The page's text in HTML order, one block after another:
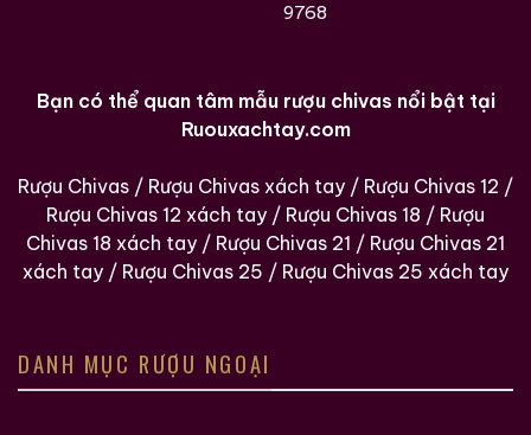
Giới Thiệu Một Số Mẫu Rượu Whisky
9768
Bạn có thể quan tâm mẫu rượu chivas nổi bật tại
Ruouxachtay.com
Rượu Chivas / Rượu Chivas xách tay / Rượu Chivas 12 /
Rượu Chivas 12 xách tay / Rượu Chivas 18 / Rượu
Chivas 18 xách tay / Rượu Chivas 21 / Rượu Chivas 21
xách tay / Rượu Chivas 25 / Rượu Chivas 25 xách tay
DANH MỤC RƯỢU NGOẠI